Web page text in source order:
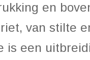
en
van stilte
is een